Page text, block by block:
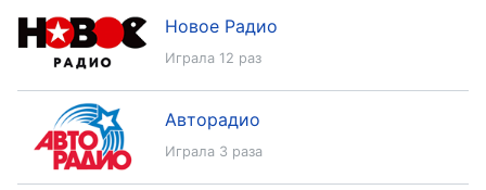
Играла 12 раз
Новое Радио
Играла 3 раза
Авторадио